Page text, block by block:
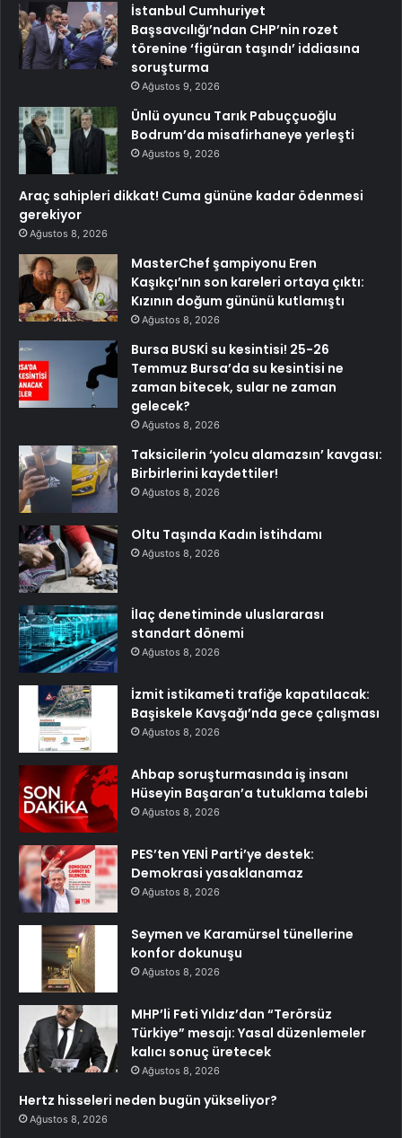
İstanbul Cumhuriyet
Başsavcılığı’ndan CHP’nin rozet
törenine ‘figüran taşındı’ iddiasına
soruşturma
Ağustos 9, 2026
Ünlü oyuncu Tarık Pabuççuoğlu
Bodrum’da misafirhaneye yerleşti
Ağustos 9, 2026
Araç sahipleri dikkat! Cuma gününe kadar ödenmesi
gerekiyor
Ağustos 8, 2026
MasterChef şampiyonu Eren
Kaşıkçı’nın son kareleri ortaya çıktı:
Kızının doğum gününü kutlamıştı
Ağustos 8, 2026
Bursa BUSKİ su kesintisi! 25-26
Temmuz Bursa’da su kesintisi ne
zaman bitecek, sular ne zaman
gelecek?
Ağustos 8, 2026
Taksicilerin ‘yolcu alamazsın’ kavgası:
Birbirlerini kaydettiler!
Ağustos 8, 2026
Oltu Taşında Kadın İstihdamı
Ağustos 8, 2026
İlaç denetiminde uluslararası
standart dönemi
Ağustos 8, 2026
İzmit istikameti trafiğe kapatılacak:
Başiskele Kavşağı’nda gece çalışması
Ağustos 8, 2026
Ahbap soruşturmasında iş insanı
Hüseyin Başaran’a tutuklama talebi
Ağustos 8, 2026
PES’ten YENİ Parti’ye destek:
Demokrasi yasaklanamaz
Ağustos 8, 2026
Seymen ve Karamürsel tünellerine
konfor dokunuşu
Ağustos 8, 2026
MHP’li Feti Yıldız’dan “Terörsüz
Türkiye” mesajı: Yasal düzenlemeler
kalıcı sonuç üretecek
Ağustos 8, 2026
Hertz hisseleri neden bugün yükseliyor?
Ağustos 8, 2026